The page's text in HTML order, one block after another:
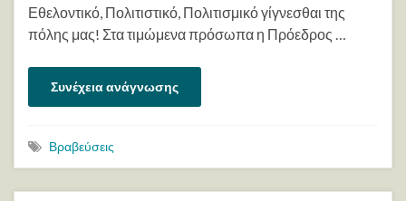
Εθελοντικό, Πολιτιστικό, Πολιτισμικό γίγνεσθαι της
πόλης μας! Στα τιμώμενα πρόσωπα η Πρόεδρος …
Συνέχεια ανάγνωσης
Βραβεύσεις